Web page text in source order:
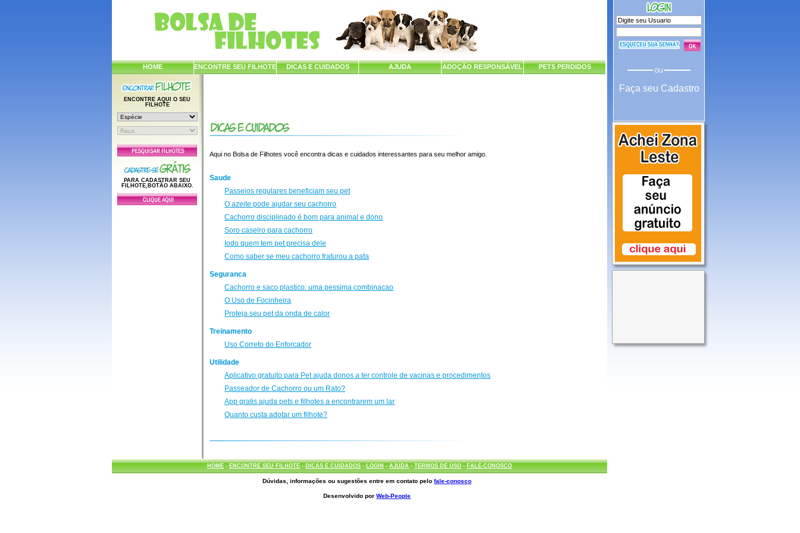
HOME ENCONTRE SEU FILHOTE DICAS E CUIDADOS AJUDA ADOÇÃO RESPONSÁVEL PETS PERDIDOS
ENCONTRE AQUI O SEU
FILHOTE
PARA CADASTRAR SEU
FILHOTE,BOTÃO ABAIXO.
Aqui no Bolsa de Filhotes você encontra dicas e cuidados interessantes para seu melhor amigo.
Saude
Passeios regulares beneficiam seu pet
O azeite pode ajudar seu cachorro
Cachorro disciplinado é bom para animal e dono
Soro caseiro para cachorro
Iodo quem tem pet precisa dele
Como saber se meu cachorro fraturou a pata
Seguranca
Cachorro e saco plastico: uma pessima combinacao
O Uso de Focinheira
Proteja seu pet da onda de calor
Treinamento
Uso Correto do Enforcador
Utilidade
Aplicativo gratuito para Pet ajuda donos a ter controle de vacinas e procedimentos
Passeador de Cachorro ou um Rato?
App gratis ajuda pets e filhotes a encontrarem um lar
Quanto custa adotar um filhote?
HOME- ENCONTRE SEU FILHOTE- DICAS E CUIDADOS- LOGIN-AJUDA-TERMOS DE USO- FALE-CONOSCO
Faça seu Cadastro
Dúvidas, informações ou sugestões entre em contato pelofale-conosco
Desenvolvido porWeb-People